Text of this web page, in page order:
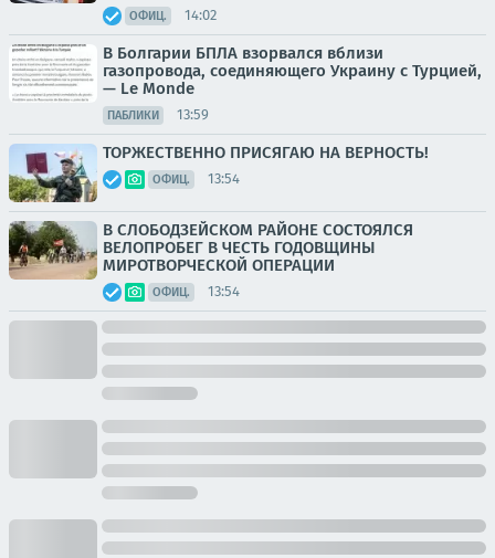
ОФИЦ. 14:02
В Болгарии БПЛА взорвался вблизи
газопровода, соединяющего Украину с Турцией,
— Le Monde
ПАБЛИКИ 13:59
ТОРЖЕСТВЕННО ПРИСЯГАЮ НА ВЕРНОСТЬ!
ОФИЦ. 13:54
В СЛОБОДЗЕЙСКОМ РАЙОНЕ СОСТОЯЛСЯ
ВЕЛОПРОБЕГ В ЧЕСТЬ ГОДОВЩИНЫ
МИРОТВОРЧЕСКОЙ ОПЕРАЦИИ
ОФИЦ. 13:54